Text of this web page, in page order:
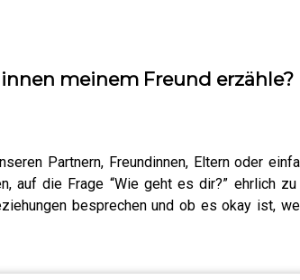
meinem Freund erzähle?
Partnern, Freundinnen, Eltern oder
auf die Frage “Wie geht es dir?” ehrlich
besprechen und ob es okay ist,